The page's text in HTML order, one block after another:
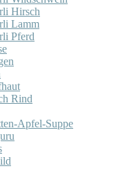
Hirsch
Lamm
Pferd
Rind
Apfel-Suppe